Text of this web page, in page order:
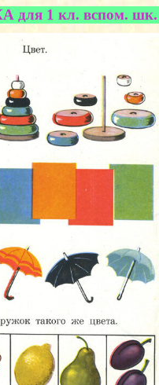
1 кл. вспом. шк.